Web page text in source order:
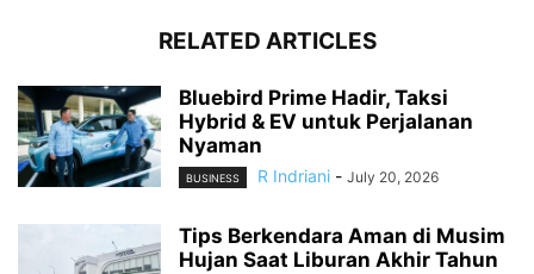
RELATED ARTICLES
Bluebird Prime Hadir, Taksi
Hybrid & EV untuk Perjalanan
Nyaman
BUSINESS R Indriani - July 20, 2026
Tips Berkendara Aman di Musim
Hujan Saat Liburan Akhir Tahun